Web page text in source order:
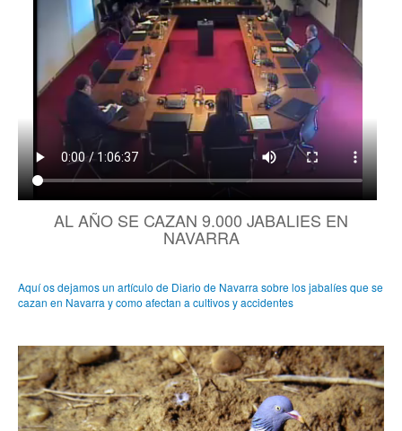
AL AÑO SE CAZAN 9.000 JABALIES EN
NAVARRA
Aquí os dejamos un artículo de Diario de Navarra sobre los jabalíes que se
cazan en Navarra y como afectan a cultivos y accidentes